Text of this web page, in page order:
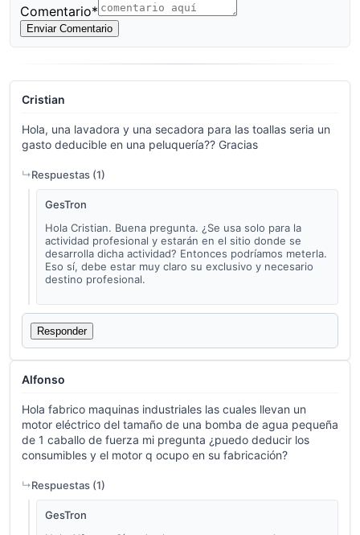
Comentario*
Enviar Comentario
Cristian
Hola, una lavadora y una secadora para las toallas seria un
gasto deducible en una peluquería?? Gracias
Respuestas (1)
GesTron
Hola Cristian. Buena pregunta. ¿Se usa solo para la
actividad profesional y estarán en el sitio donde se
desarrolla dicha actividad? Entonces podríamos meterla.
Eso sí, debe estar muy claro su exclusivo y necesario
destino profesional.
Responder
Alfonso
Hola fabrico maquinas industriales las cuales llevan un
motor eléctrico del tamaño de una bomba de agua pequeña
de 1 caballo de fuerza mi pregunta ¿puedo deducir los
consumibles y el motor q ocupo en su fabricación?
Respuestas (1)
GesTron